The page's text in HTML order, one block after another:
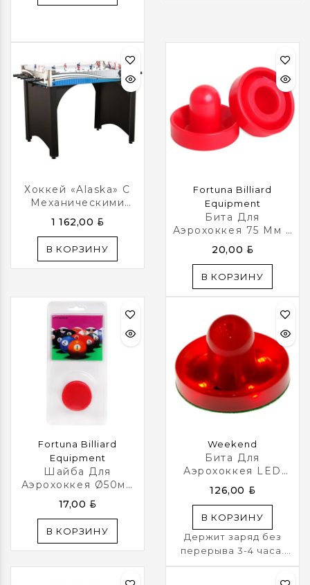
Хоккей «Alaska» С
Механическими
Счетами (101 X 73.6
X 80 См, Серо-
1 162,00 BYN
В КОРЗИНУ
Fortuna Billiard
Equipment
Бита Для
Аэрохоккея 75 Мм 2
Шт. Блистер
20,00 BYN
В КОРЗИНУ
Fortuna Billiard
Equipment
Шайба Для
Аэрохоккея Ø50мм
2шт. Блистер
17,00 BYN
В КОРЗИНУ
Weekend
Бита Для
Аэрохоккея LED
"Atomic Top Shelf /
Lumen-X Laser" D96
126,00 BYN
В КОРЗИНУ
Держит заряд без
перерыва 3-4 часа.
Для полного заряда
батарейки светодиода